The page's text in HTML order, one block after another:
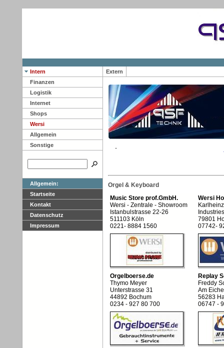
Intern
Extern
Finanzen
Logistik
Internet
Shops
Wersi
Allgemein
Sonstige
Allgemein:
Startseite
Kontakt
Datenschutz
Impressum
Orgel & Keyboard
Music Store prof.GmbH.
Wersi - Zentrale - Showroom
Istanbulstrasse 22-26
511103 Köln
0221- 8884 1560
Wersi
79801
07742-
Orgelboerse.de
Thymo Meyer
Unterstrasse 31
44892 Bochum
0234 - 927 80 700
Replay
Freddy
Am
56283
06747 -